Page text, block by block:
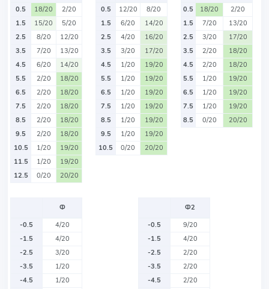
0.5
18/20
2/20
1.5
15/20
5/20
2.5
8/20
12/20
3.5
7/20
13/20
4.5
6/20
14/20
5.5
2/20
18/20
6.5
2/20
18/20
7.5
2/20
18/20
8.5
2/20
18/20
9.5
2/20
18/20
10.5
1/20
19/20
11.5
1/20
19/20
12.5
0/20 20/20
0.5
12/20
8/20
1.5
6/20
14/20
2.5
4/20
16/20
3.5
3/20
17/20
4.5
1/20
19/20
5.5
1/20
19/20
6.5
1/20
19/20
7.5
1/20
19/20
8.5
1/20
19/20
9.5
1/20
19/20
10.5
0/20 20/20
0.5
18/20
2/20
1.5
7/20
13/20
2.5
3/20
17/20
3.5
2/20
18/20
4.5
2/20
18/20
5.5
1/20
19/20
6.5
1/20
19/20
7.5
1/20
19/20
8.5
0/20 20/20
Ф
-0.5
4/20
-1.5
4/20
-2.5
3/20
-3.5
1/20
-4.5
1/20
Ф2
-0.5
9/20
-1.5
4/20
-2.5
2/20
-3.5
2/20
-4.5
2/20